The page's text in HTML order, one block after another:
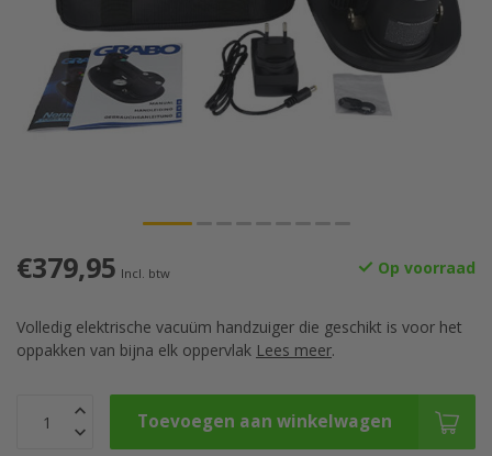
€379,95 Incl. btw Op voorraad
Volledig elektrische vacuüm handzuiger die geschikt is voor het
oppakken van bijna elk oppervlak Lees meer.
Toevoegen aan winkelwagen